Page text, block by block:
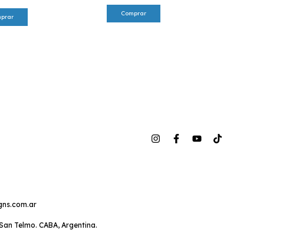
Comprar
Telmo. CABA, Argentina.